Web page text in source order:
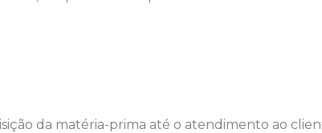
da matéria-prima até o atendimento ao